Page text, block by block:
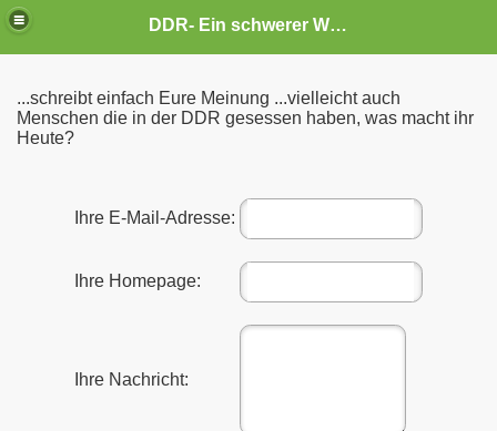
DDR- Ein schwerer Weg
...schreibt einfach Eure Meinung ...vielleicht auch
Menschen die in der DDR gesessen haben, was macht ihr
Heute?
Ihre E-Mail-Adresse:
Ihre Homepage:
Ihre Nachricht: